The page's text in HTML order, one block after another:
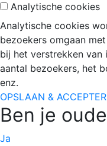
Analytische cookies
Analytische cookies
bezoekers omgaan
bij het verstrekken
aantal bezoekers, het
enz.
OPSLAAN &
Ben je
Ja